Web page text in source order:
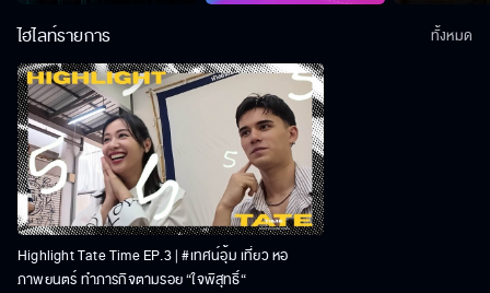
ไฮไลท์รายการ
Highlight Tate Time EP.3 | #เทศน์อุ้ม เที่ยว หอ
ภาพยนตร์ ทำภารกิจตามรอย “ใจพิสุทธิ์“
ทั้งหมด